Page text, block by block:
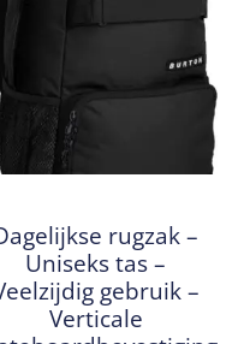
rugzak –
Uniseks tas –
gebruik –
Verticale